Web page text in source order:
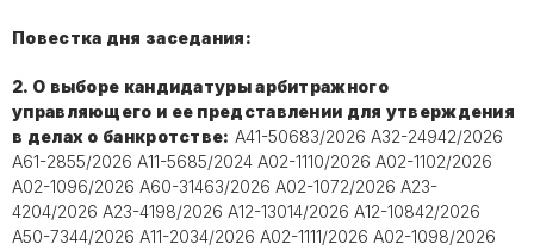
Повестка дня заседания:
2. О выборе кандидатуры арбитражного
управляющего и ее представлении для утверждения
в делах о банкротстве: А41-50683/2026 А32-24942/2026
А61-2855/2026 А11-5685/2024 А02-1110/2026 А02-1102/2026
А02-1096/2026 А60-31463/2026 А02-1072/2026 А23-
4204/2026 А23-4198/2026 А12-13014/2026 А12-10842/2026
А50-7344/2026 А11-2034/2026 А02-1111/2026 А02-1098/2026